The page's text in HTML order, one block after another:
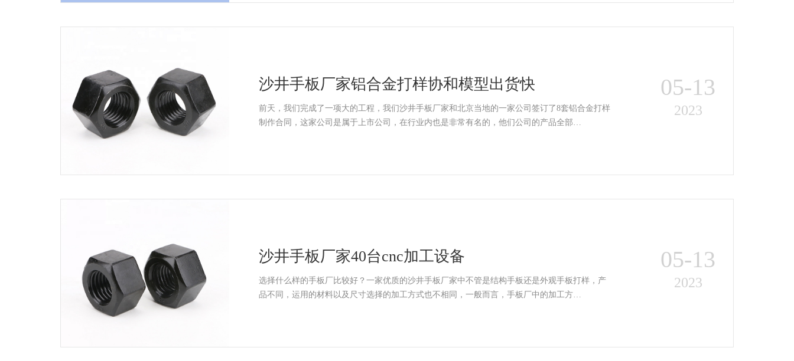
沙井手板厂家铝合金打样协和模型出货快
前天，我们完成了一项大的工程，我们沙井手板厂家和北京当地的一家公司签订了8套铝合金打样
制作合同，这家公司是属于上市公司，在行业内也是非常有名的，他们公司的产品全部…
05-13
2023
沙井手板厂家40台cnc加工设备
选择什么样的手板厂比较好？一家优质的沙井手板厂家中不管是结构手板还是外观手板打样，产
品不同，运用的材料以及尺寸选择的加工方式也不相同，一般而言，手板厂中的加工方…
05-13
2023